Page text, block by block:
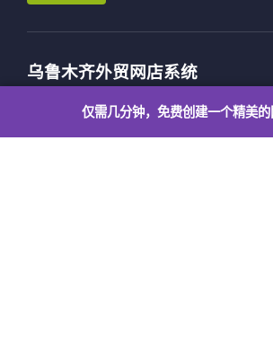
仅需几分钟，免费创建一个精美
乌鲁木齐外贸网店系统
乌鲁木齐外贸网店系统让个人也可以拥